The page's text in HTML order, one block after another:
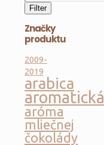
cena
Filter
Značky
produktu
2009-
2019
arabica
aromatická
aróma
mliečnej
čokolády